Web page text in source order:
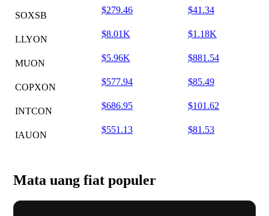
SOXSB
$279.46 $41.34
LLYON
$8.01K $1.18K
MUON
$5.96K $881.54
COPXON
$577.94 $85.49
INTCON
$686.95 $101.62
IAUON
$551.13 $81.53
Mata uang fiat populer